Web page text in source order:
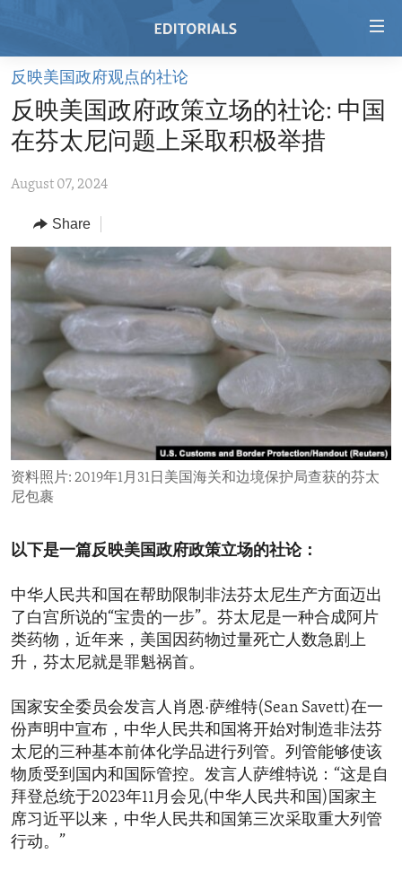
Skip
main
content
to
Navigation
Skip
to
Search
HOME
VIDEO
REGIONS
AFRICA
AMERICAS
ASIA
EUROPE
MIDDLE EAST
TOPICS
HUMAN RIGHTS
SECURITY AND DEFENSE
AID AND DEVELOPMENT
DEMOCRACY AND GOVERNANCE
ECONOMY AND TRADE
ENVIRONMENT AND HEALTH
IDEALS AND INSTITUTIONS
ARCHIVE
ABOUT US
FOLLOW US
反映美国政府观点的社论
反映美国政府政策立场的社论: 中国
在芬太尼问题上采取积极举措
August 07, 2024
Share
资料照片: 2019年1月31日美国海关和边境保护局查获的芬太
尼包裹
以下是一篇反映美国政府政策立场的社论：
中华人民共和国在帮助限制非法芬太尼生产方面迈出
了白宫所说的“宝贵的一步”。芬太尼是一种合成阿片
类药物，近年来，美国因药物过量死亡人数急剧上
升，芬太尼就是罪魁祸首。
国家安全委员会发言人肖恩·萨维特(Sean Savett)在一
份声明中宣布，中华人民共和国将开始对制造非法芬
太尼的三种基本前体化学品进行列管。列管能够使该
物质受到国内和国际管控。发言人萨维特说：“这是自
拜登总统于2023年11月会见(中华人民共和国)国家主
席习近平以来，中华人民共和国第三次采取重大列管
行动。”